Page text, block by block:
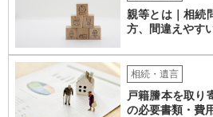
親等とは｜相続
方、間違えやす
相続・遺言
戸籍謄本を取り
の必要書類・費